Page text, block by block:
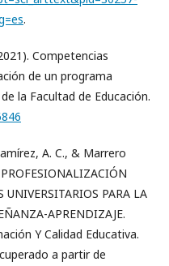
.
Competencias
de un programa
la Facultad de Educación.
A. C., & Marrero
UNIVERSITARIOS PARA LA
APRENDIZAJE.
Y Calidad Educativa.
a partir de